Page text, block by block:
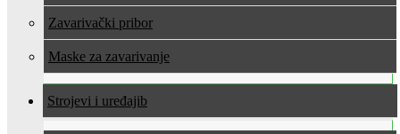
Zavarivački pribor
Maske za zavarivanje
Strojevi i uređaji